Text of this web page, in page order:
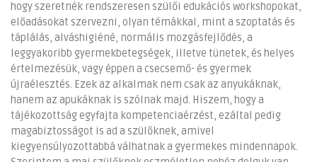
hogy szeretnék rendszeresen szülői edukációs workshopokat,
előadásokat szervezni, olyan témákkal, mint a szoptatás és
táplálás, alváshigiéné, normális mozgásfejlődés, a
leggyakoribb gyermekbetegségek, illetve tünetek, és helyes
értelmezésük, vagy éppen a csecsemő- és gyermek
újraélesztés. Ezek az alkalmak nem csak az anyukáknak,
hanem az apukáknak is szólnak majd. Hiszem, hogy a
tájékozottság egyfajta kompetenciaérzést, ezáltal pedig
magabiztosságot is ad a szülőknek, amivel
kiegyensúlyozottabbá válhatnak a gyermekes mindennapok.